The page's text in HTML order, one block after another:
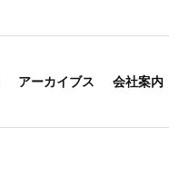
アーカイブス 会社案内